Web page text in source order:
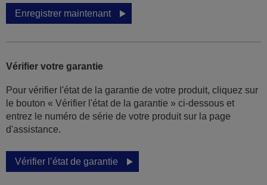
Enregistrer maintenant
Vérifier votre garantie
Pour vérifier l'état de la garantie de votre produit, cliquez sur
le bouton « Vérifier l'état de la garantie » ci-dessous et
entrez le numéro de série de votre produit sur la page
d'assistance.
Vérifier l’état de garantie